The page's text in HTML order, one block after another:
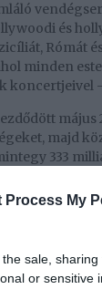
Process My
sale,
or sensitive
és
Rómát
minden
koncertjeivel
május
majd
333
David
Cannes-
az estét. A
énekelt.